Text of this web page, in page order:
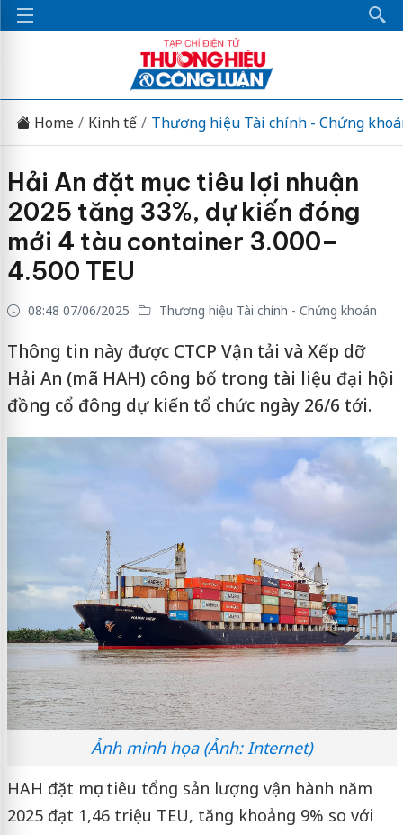
Home Kinh tế Thương hiệu Tài chính - Chứng
Hải An đặt mục tiêu lợi nhuận
2025 tăng 33%, dự kiến đóng
mới 4 tàu container 3.000–
4.500 TEU
08:48 07/06/2025 Thương hiệu Tài chính - Chứng khoán
Thông tin này được CTCP Vận tải và Xếp dỡ
Hải An (mã HAH) công bố trong tài liệu đại hội
đồng cổ đông dự kiến tổ chức ngày 26/6 tới.
Ảnh minh họa (Ảnh: Internet)
HAH đặt mục tiêu tổng sản lượng vận hành năm
2025 đạt 1,46 triệu TEU, tăng khoảng 9% so với